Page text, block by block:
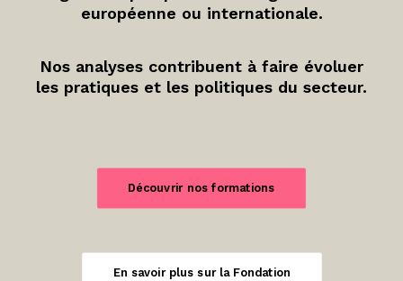
européenne ou internationale.
Nos analyses contribuent à faire évoluer
les pratiques et les politiques du secteur.
Découvrir nos formations
En savoir plus sur la Fondation